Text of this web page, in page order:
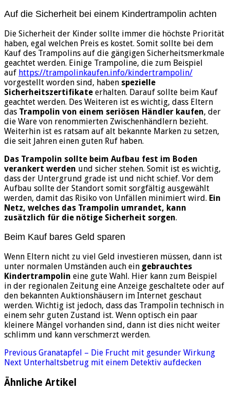
Auf die Sicherheit bei einem Kindertrampolin achten
Die Sicherheit der Kinder sollte immer die höchste Priorität
haben, egal welchen Preis es kostet. Somit sollte bei dem
Kauf des Trampolins auf die gängigen Sicherheitsmerkmale
geachtet werden. Einige Trampoline, die zum Beispiel
auf https://trampolinkaufen.info/kindertrampolin/
vorgestellt worden sind, haben spezielle
Sicherheitszertifikate erhalten. Darauf sollte beim Kauf
geachtet werden. Des Weiteren ist es wichtig, dass Eltern
das Trampolin von einem seriösen Händler kaufen, der
die Ware von renommierten Zwischenhändlern bezieht.
Weiterhin ist es ratsam auf alt bekannte Marken zu setzen,
die seit Jahren einen guten Ruf haben.
Das Trampolin sollte beim Aufbau fest im Boden
verankert werden und sicher stehen. Somit ist es wichtig,
dass der Untergrund grade ist und nicht schief. Vor dem
Aufbau sollte der Standort somit sorgfältig ausgewählt
werden, damit das Risiko von Unfällen minimiert wird. Ein
Netz, welches das Trampolin umrandet, kann
zusätzlich für die nötige Sicherheit sorgen.
Beim Kauf bares Geld sparen
Wenn Eltern nicht zu viel Geld investieren müssen, dann ist
unter normalen Umständen auch ein gebrauchtes
Kindertrampolin eine gute Wahl. Hier kann zum Beispiel
in der regionalen Zeitung eine Anzeige geschaltete oder auf
den bekannten Auktionshäusern im Internet geschaut
werden. Wichtig ist jedoch, dass das Trampolin technisch in
einem sehr guten Zustand ist. Wenn optisch ein paar
kleinere Mängel vorhanden sind, dann ist dies nicht weiter
schlimm und kann verschmerzt werden.
Previous Granatapfel – Die Frucht mit gesunder Wirkung
Next Unterhaltsbetrug mit einem Detektiv aufdecken
Ähnliche Artikel